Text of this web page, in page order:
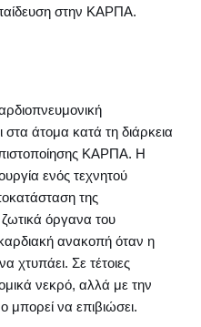
στην ΚΑΡΠΑ.
άτομα κατά τη διάρκεια
ΚΑΡΠΑ. Η
ενός τεχνητού
της
όργανα του
ανακοπή όταν η
χτυπάει. Σε τέτοιες
νεκρό, αλλά με την
να επιβιώσει.